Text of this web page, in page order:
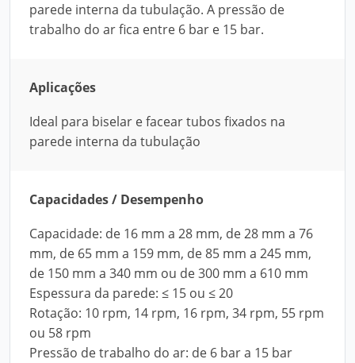
parede interna da tubulação. A pressão de
trabalho do ar fica entre 6 bar e 15 bar.
Aplicações
Ideal para biselar e facear tubos fixados na
parede interna da tubulação
Capacidades / Desempenho
Capacidade: de 16 mm a 28 mm, de 28 mm a 76
mm, de 65 mm a 159 mm, de 85 mm a 245 mm,
de 150 mm a 340 mm ou de 300 mm a 610 mm
Espessura da parede: ≤ 15 ou ≤ 20
Rotação: 10 rpm, 14 rpm, 16 rpm, 34 rpm, 55 rpm
ou 58 rpm
Pressão de trabalho do ar: de 6 bar a 15 bar